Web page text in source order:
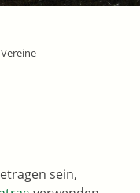
Vereine
sein,